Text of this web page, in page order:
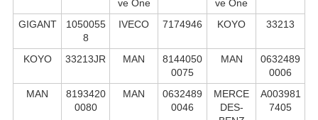
ve One
ve One
GIGANT
1050055
8
IVECO 7174946 KOYO 33213
KOYO 33213JR MAN
8144050
0075
MAN
0632489
0006
MAN
8193420
0080
MAN
0632489
0046
MERCE
DES-
A003981
7405